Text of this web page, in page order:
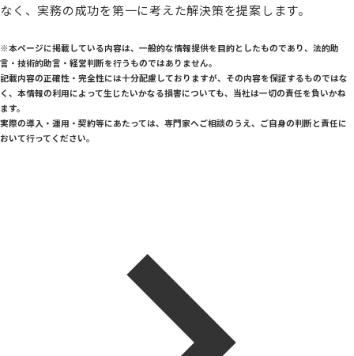
なく、実務の成功を第一に考えた解決策を提案します。
※本ページに掲載している内容は、一般的な情報提供を目的としたものであり、法的助
言・技術的助言・経営判断を行うものではありません。
記載内容の正確性・完全性には十分配慮しておりますが、その内容を保証するものではな
く、本情報の利用によって生じたいかなる損害についても、当社は一切の責任を負いかね
ます。
実際の導入・運用・契約等にあたっては、専門家へご相談のうえ、ご自身の判断と責任に
おいて行ってください。